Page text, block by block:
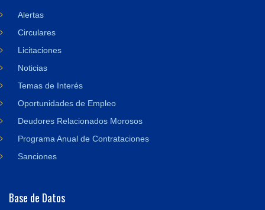
Alertas
Circulares
Licitaciones
Noticias
Temas de Interés
Oportunidades de Empleo
Deudores Relacionados Morosos
Programa Anual de Contrataciones
Sanciones
Base de Datos